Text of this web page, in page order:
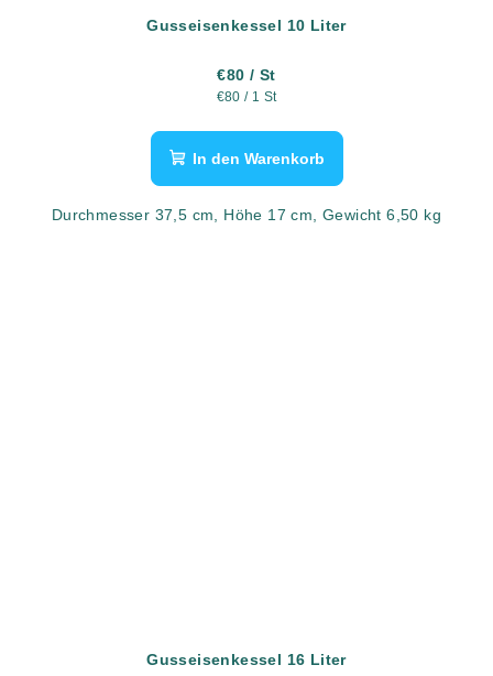
Gusseisenkessel 10 Liter
€80 / St
Verkaufspreis:
€80 / 1 St
In den Warenkorb
Durchmesser 37,5 cm, Höhe 17 cm, Gewicht 6,50 kg
Gusseisenkessel 16 Liter